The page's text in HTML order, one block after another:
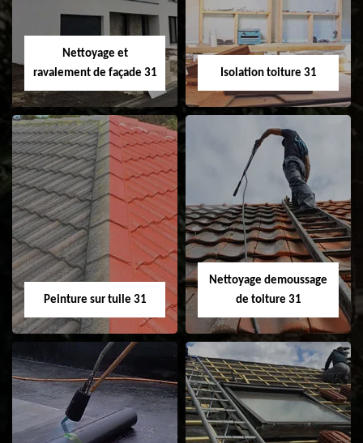
fenêtre de toit et
Velux 31
Nettoyage et
ravalement de façade 31
Nettoyage et
ravalement de
façade 31
Isolation toiture 31
Isolation toiture 31
Peinture sur tuile 31
Peinture sur tuile
Nettoyage demoussage
de toiture 31
Nettoyage